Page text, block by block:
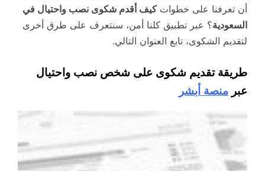
أن تعرفنا على خطواتكيف أقدم شكوى نصب واحتيال في
السعودية؟ عبر تطبيق كلنا أمن، سنتعرف على طرق أخرى
لتقديم الشكوى، تابع العنوان التالي.
طريقة تقديم شكوى على شخص نصب واحتيال
عبر منصة أبشر